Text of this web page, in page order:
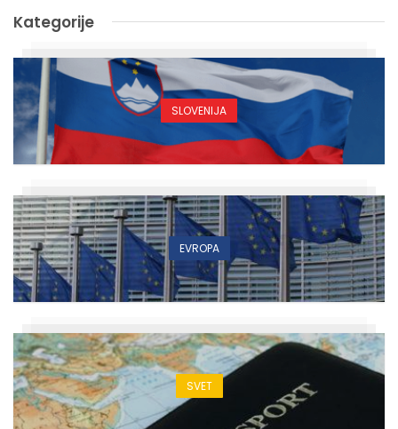
Kategorije
SLOVENIJA
EVROPA
SVET